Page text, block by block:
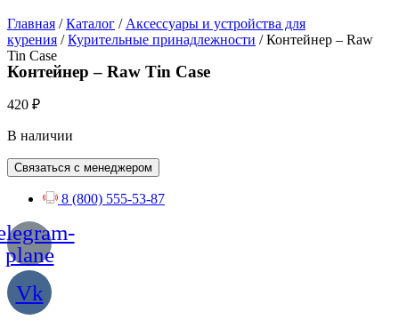
Главная /Каталог / Аксессуары и устройства для
курения /Курительные принадлежности / Контейнер – Raw
Tin Case
Контейнер – Raw Tin Case
420 ₽
В наличии
Связаться с менеджером
8 (800) 555-53-87
plane
Vk